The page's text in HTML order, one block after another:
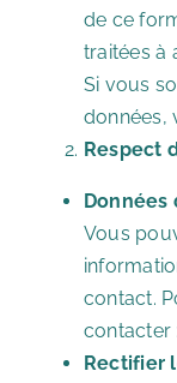
de ce
traitées à
Si vous
données,
Respect
Données
Vous
contact.
contacter
Rectifier